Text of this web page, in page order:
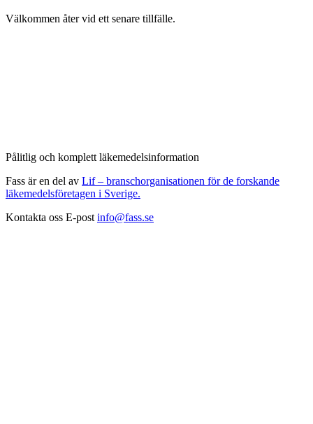
Välkommen åter vid ett senare tillfälle.
Pålitlig och komplett läkemedelsinformation
Fass är en del av Lif – branschorganisationen för de forskande
läkemedelsföretagen i Sverige.
Kontakta oss E-post info@fass.se